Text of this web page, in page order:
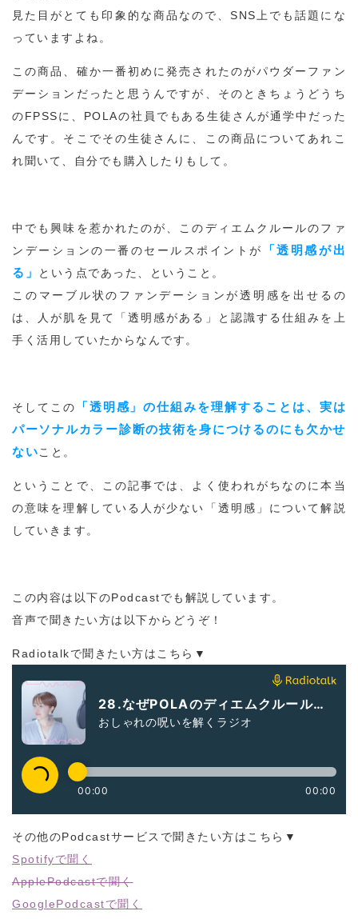
見た目がとても印象的な商品なので、SNS上でも話題にな
っていますよね。
この商品、確か一番初めに発売されたのがパウダーファン
デーションだったと思うんですが、そのときちょうどうち
のFPSSに、POLAの社員でもある生徒さんが通学中だった
んです。そこでその生徒さんに、この商品についてあれこ
れ聞いて、自分でも購入したりもして。
中でも興味を惹かれたのが、このディエムクルールのファ
ンデーションの一番のセールスポイントが
「透明感が出
る」
という点であった、ということ。
このマーブル状のファンデーションが透明感を出せるの
は、人が肌を見て「透明感がある」と認識する仕組みを上
手く活用していたからなんです。
そしてこの
「透明感」の仕組みを理解することは、実は
パーソナルカラー診断の技術を身につけるのにも欠かせ
ないこと。
ということで、この記事では、よく使われがちなのに本当
の意味を理解している人が少ない「透明感」について解説
していきます。
この内容は以下のPodcastでも解説しています。
音声で聞きたい方は以下からどうぞ！
Radiotalkで聞きたい方はこちら▼
その他のPodcastサービスで聞きたい方はこちら▼
Spotifyで聞く
ApplePodcastで聞く
GooglePodcastで聞く